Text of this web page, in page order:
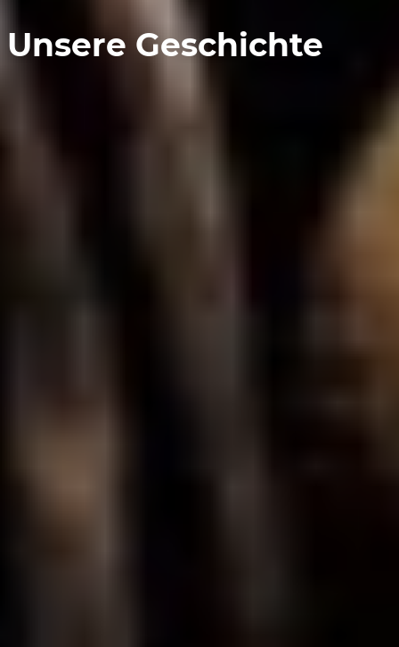
Unsere Geschichte